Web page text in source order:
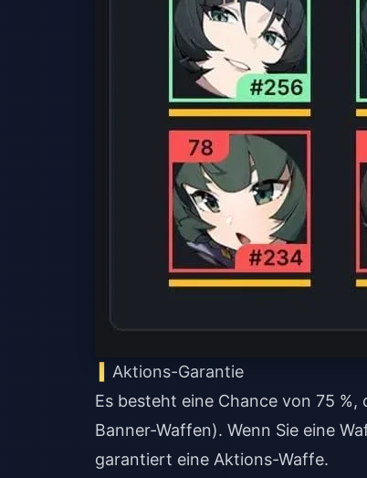
Aktions-Garantie
Es besteht eine Chance von 75
Banner-Waffen). Wenn Sie eine
garantiert eine Aktions-Waffe.